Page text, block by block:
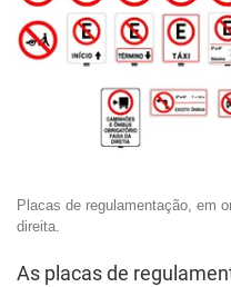
Placas de regulamentação, em
direita.
As placas de